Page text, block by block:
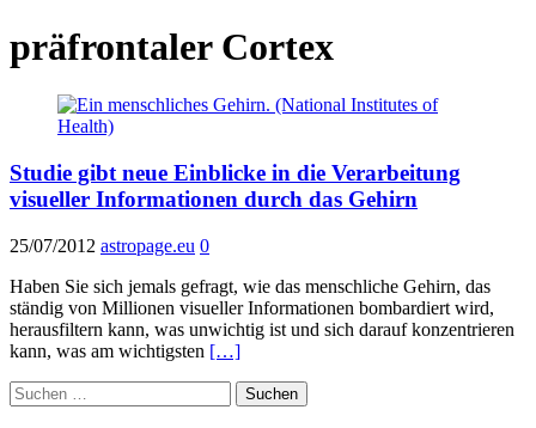
präfrontaler Cortex
Studie gibt neue Einblicke in die Verarbeitung
visueller Informationen durch das Gehirn
25/07/2012 astropage.eu 0
Haben Sie sich jemals gefragt, wie das menschliche Gehirn, das
ständig von Millionen visueller Informationen bombardiert wird,
herausfiltern kann, was unwichtig ist und sich darauf konzentrieren
kann, was am wichtigsten […]
Suchen
nach: